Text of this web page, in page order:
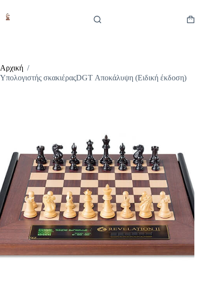
στο
περιεχόμενο
Καλάθι
Αρχική /
Υπολογιστής σκακιέραςDGT Αποκάλυψη (Ειδική έκδοση)